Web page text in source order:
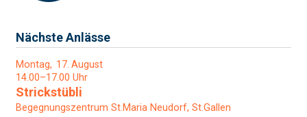
Nächste Anlässe
Montag 17 August
14.00–17.00 Uhr
Strickstübli
Begegnungszentrum St.Maria Neudorf, St.Gallen